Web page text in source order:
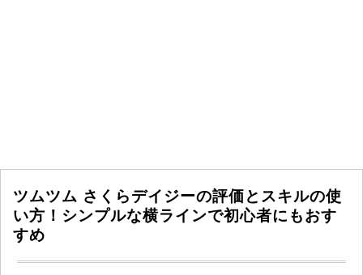
ツムツム さくらデイジーの評価とスキルの使
い方！シンプルな横ラインで初心者にもおす
すめ